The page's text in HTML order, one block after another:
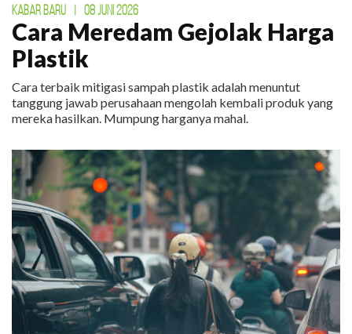
KABAR BARU 08 JUNI 2026
Cara Meredam Gejolak Harga
Plastik
Cara terbaik mitigasi sampah plastik adalah menuntut
tanggung jawab perusahaan mengolah kembali produk yang
mereka hasilkan. Mumpung harganya mahal.